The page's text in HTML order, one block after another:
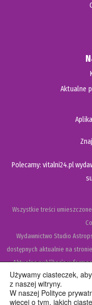
Aktualne
Polecamy: vitalni24.pl
Wszystkie treści
Wydawnictwo Studio
dostępnych aktualnie na
Aktualne publikacje w
recenzjach książek,
materiałach promujących
strony internetowej,
Używamy ciasteczek,
z naszej witryny.
W naszej Polityce
więcej o tym, jakich